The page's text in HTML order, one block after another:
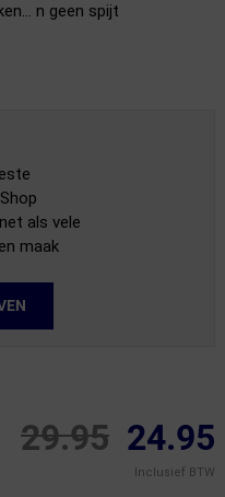
n geen spijt
als vele
maak
29.95 24.95
Inclusief BTW